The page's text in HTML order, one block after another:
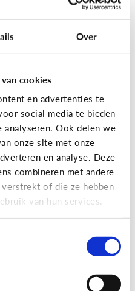
Over
cookies
en advertenties te
social media te bieden
Ook delen we
onze site met onze
en analyse. Deze
combineren met andere
of die ze hebben
van hun services.
of
nooit zo leuk!